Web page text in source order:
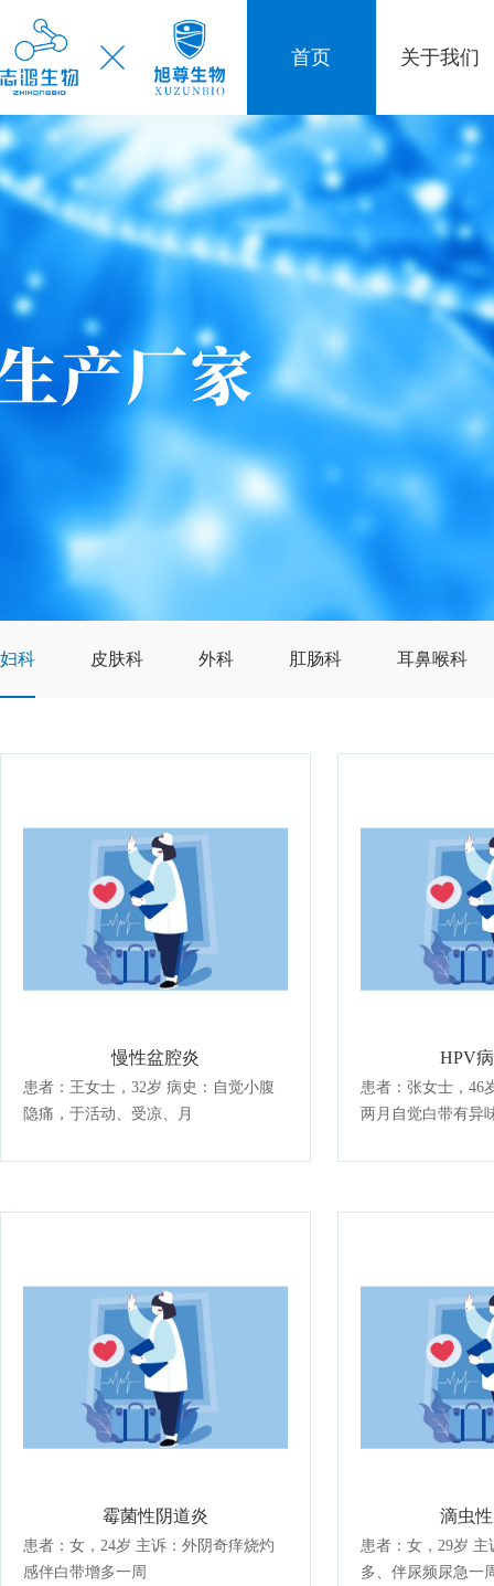
首页 关于我们
公司简介
企业文化
公司资质
发展历程
妇科 皮肤科 外科 肛肠科 耳鼻喉科
慢性盆腔炎
患者：王女士，32岁 病史：自觉小腹
隐痛，于活动、受凉、月
HPV
患者：张女士，46岁 主诉及病史
两月自觉白带有异
霉菌性阴道炎
患者：女，24岁 主诉：外阴奇痒烧灼
感伴白带增多一周
滴虫
患者：女，29岁 主诉：外阴痒、白带
多、伴尿频尿急一